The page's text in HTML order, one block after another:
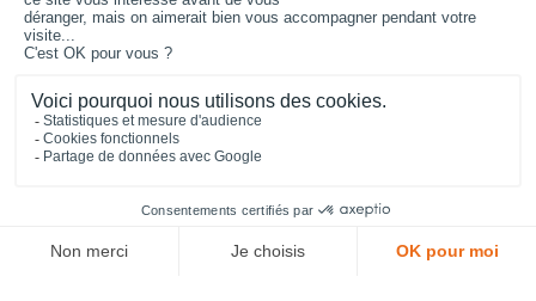
Vos achats collectivités en ligne sécurisés 7 J/7
Plan du site